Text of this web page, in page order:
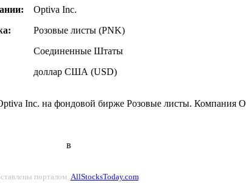
Optiva Inc.
Розовые листы (PNK)
Соединенные Штаты
доллар США (USD)
Inc. на фондовой бирже Розовые листы. Компания
в
порталом AllStocksToday.com